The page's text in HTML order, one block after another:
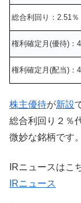
総合利回り：2.51％
権利確定月(優待)：
権利確定月(配当)：
株主優待が新設
総合利回り２％
微妙な銘柄です。
IRニュースはこ
IRニュース